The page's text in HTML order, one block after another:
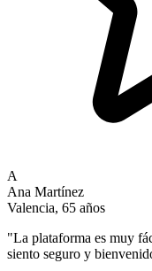
A
Ana Martínez
Valencia, 65 años
"La plataforma es muy
siento seguro y